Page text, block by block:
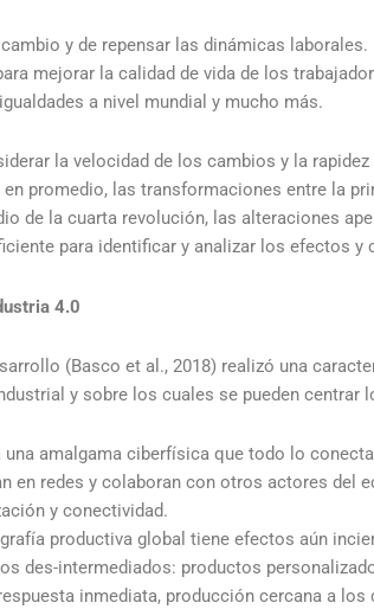
y de repensar las dinámicas
mejorar la calidad de vida de los
a nivel mundial y mucho más.
la velocidad de los cambios y la
en promedio, las transformaciones entre la
de la cuarta revolución, las alteraciones
para identificar y analizar los efectos
4.0
(Basco et al., 2018) realizó una
y sobre los cuales se pueden centrar
una amalgama ciberfísica que todo lo
en redes y colaboran con otros actores
y conectividad.
productiva global tiene efectos aún
des-intermediados: productos
inmediata, producción cercana a